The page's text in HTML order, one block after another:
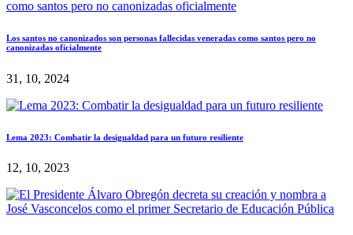
Los santos no canonizados son personas fallecidas veneradas como santos pero no
canonizadas oficialmente
31, 10, 2024
Lema 2023: Combatir la desigualdad para un futuro resiliente
12, 10, 2023